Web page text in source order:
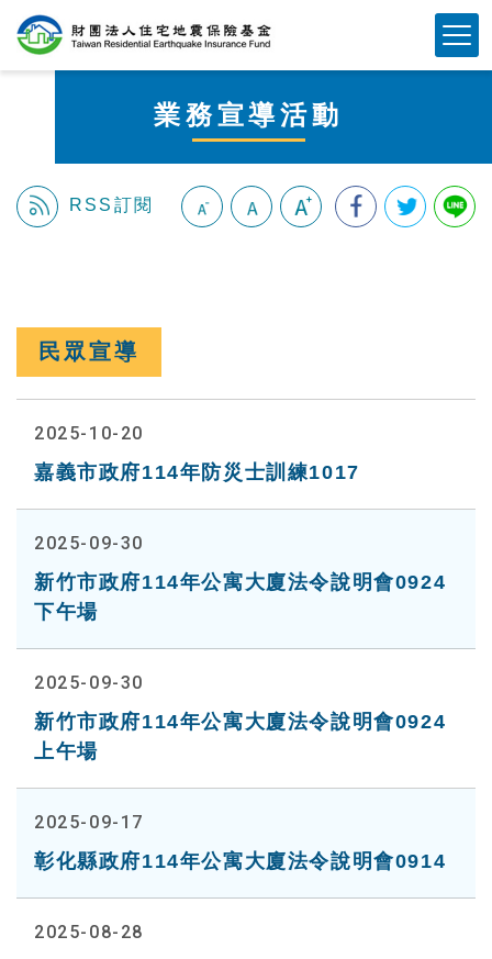
業務宣導活動
RSS訂閱
民眾宣導
2025-10-20
嘉義市政府114年防災士訓練1017
2025-09-30
新竹市政府114年公寓大廈法令說明會0924
下午場
2025-09-30
新竹市政府114年公寓大廈法令說明會0924
上午場
2025-09-17
彰化縣政府114年公寓大廈法令說明會0914
2025-08-28